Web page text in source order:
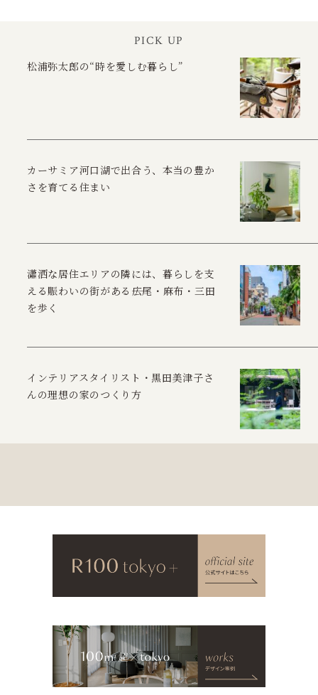
PICK UP
松浦弥太郎の“時を愛しむ暮らし”
カーサミア河口湖で出合う、本当の豊か
さを育てる住まい
瀟洒な居住エリアの隣には、暮らしを支
える賑わいの街がある――広尾・麻布・三田
を歩く
インテリアスタイリスト・黒田美津子さ
んの理想の家のつくり方